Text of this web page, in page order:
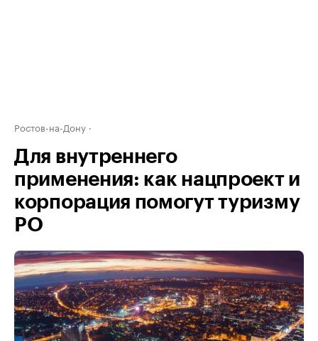
Ростов-на-Дону
Для внутреннего
применения: как нацпроект и
корпорация помогут туризму
РО